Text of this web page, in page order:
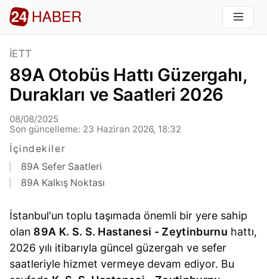
İETT
89A Otobüs Hattı Güzergahı,
Durakları ve Saatleri 2026
08/08/2025
Son güncelleme: 23 Haziran 2026, 18:32
İçindekiler
89A Sefer Saatleri
89A Kalkış Noktası
İstanbul'un toplu taşımada önemli bir yere sahip
olan 89A K. S. S. Hastanesi - Zeytinburnu hattı,
2026 yılı itibarıyla güncel güzergah ve sefer
saatleriyle hizmet vermeye devam ediyor. Bu